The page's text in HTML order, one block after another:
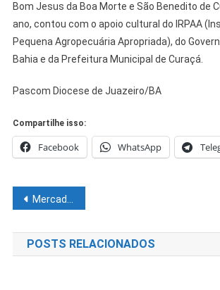
Bom Jesus da Boa Morte e São Benedito de
ano, contou com o apoio cultural do IRPAA
Pequena Agropecuária Apropriada), do
Bahia e da Prefeitura Municipal de Curaçá.
Pascom Diocese de Juazeiro/BA
Compartilhe isso:
Facebook WhatsApp
Navegação
de
Post
Mercado produtor: carroceria de caminhão cede e carga cai
POSTS RELACIONADOS